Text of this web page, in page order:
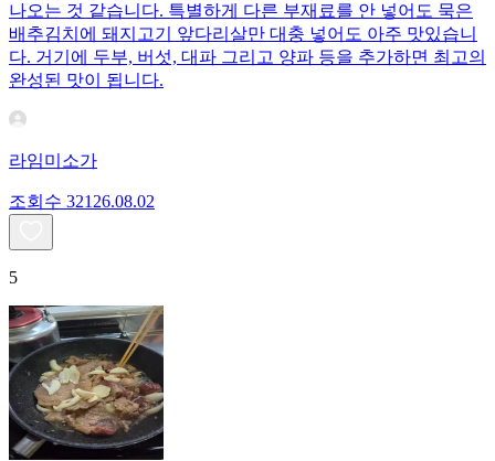
나오는 것 같습니다. 특별하게 다른 부재료를 안 넣어도 묵은
배추김치에 돼지고기 앞다리살만 대충 넣어도 아주 맛있습니
다. 거기에 두부, 버섯, 대파 그리고 양파 등을 추가하면 최고의
완성된 맛이 됩니다.
라임미소가
조회수 321 26.08.02
5